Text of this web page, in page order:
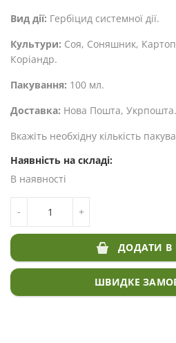
Вид дії: Гербіцид системної дії.
Культури: Соя, Соняшник,
Коріандр.
Пакування: 100 мл.
Доставка: Нова Пошта, Укрпошта.
Вкажіть необхідну кількість
Наявність на складі:
В наявності
- +
ДОДАТИ
ШВИДКЕ